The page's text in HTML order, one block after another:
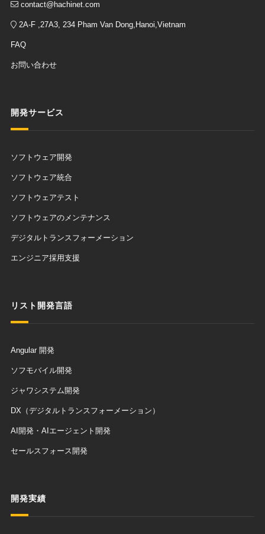
contact@hachinet.com
2A-F ,27A3, 234 Pham Van Dong,Hanoi,Vietnam
FAQ
お問い合わせ
開発サービス
ソフトウェア開発
ソフトウェア統合
ソフトウェアテスト
ソフトウェアのメンテナンス
デジタルトランスフォーメーション
エンジニア採用支援
リスト開発言語
Angular 開発
ソフモバイル開発
ジャワシステム開発
DX（デジタルトランスフォーメーション）
AI開発・AIエージェント開発
セールスフォース開発
開発実績